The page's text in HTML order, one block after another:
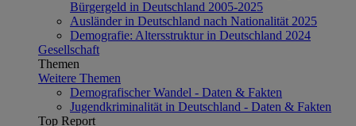
Bürgergeld in Deutschland 2005-2025
Ausländer in Deutschland nach Nationalität 2025
Demografie: Altersstruktur in Deutschland 2024
Gesellschaft
Themen
Weitere Themen
Demografischer Wandel - Daten & Fakten
Jugendkriminalität in Deutschland - Daten & Fakten
Top Report